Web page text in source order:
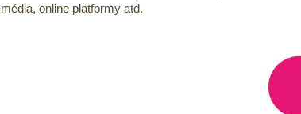
média, online platformy atd.